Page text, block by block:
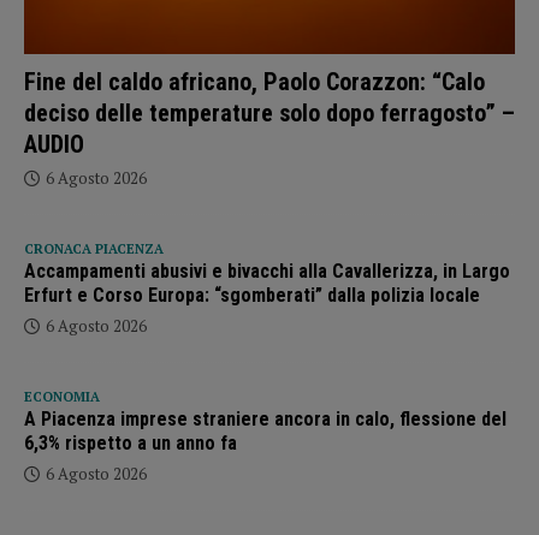
Fine del caldo africano, Paolo Corazzon: “Calo
deciso delle temperature solo dopo ferragosto” –
AUDIO
6 Agosto 2026
CRONACA PIACENZA
Accampamenti abusivi e bivacchi alla Cavallerizza, in Largo
Erfurt e Corso Europa: “sgomberati” dalla polizia locale
6 Agosto 2026
ECONOMIA
A Piacenza imprese straniere ancora in calo, flessione del
6,3% rispetto a un anno fa
6 Agosto 2026